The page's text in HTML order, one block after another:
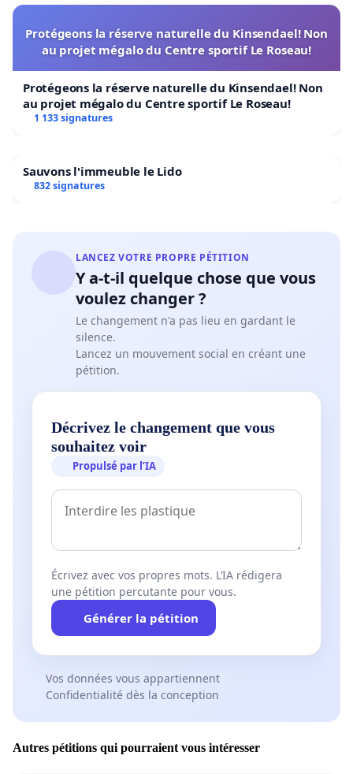
Protégeons la réserve naturelle du Kinsendael! Non
au projet mégalo du Centre sportif Le Roseau!
Protégeons la réserve naturelle du Kinsendael! Non
au projet mégalo du Centre sportif Le Roseau!
1 133 signatures
Sauvons l'immeuble le Lido
832 signatures
LANCEZ VOTRE PROPRE PÉTITION
Y a-t-il quelque chose que vous
voulez changer ?
Le changement n'a pas lieu en gardant le
silence.
Lancez un mouvement social en créant une
pétition.
Décrivez le changement que vous
souhaitez voir
Propulsé par l’IA
Écrivez avec vos propres mots. L’IA rédigera
une pétition percutante pour vous.
Générer la pétition
Vos données vous appartiennent
Confidentialité dès la conception
Autres pétitions qui pourraient vous intéresser